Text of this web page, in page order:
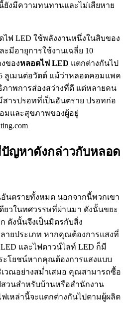
งมีความทนทานและไม่เสียหาย
ไฟ LED ใช้พลังงานหนึ่งในสิบของ
มีอายุการใช้งานเฉลี่ย 10
ของหลอดไฟ LED แตกต่างกันไป
ลูเมนต่อวัตต์ แม้ว่าหลอดคอมแพค
ภาพการส่องสว่างที่ดี แต่หลายคน
ารปรอทที่เป็นอันตราย ปรอทก่อ
มและสุขภาพของผู้อยู่
ปัญหาดังกล่าวกับหลอด
นตรายทั้งหมด นอกจากนี้พวกเขา
ดียวในทศวรรษที่ผ่านมา ดังนั้นขยะ
ดังนั้นจึงเป็นมิตรกับสิ่ง
ายประเภท หากคุณต้องการแสงที่
และไฟดาวน์ไลท์ LED ก็มี
ะโยชน์หากคุณต้องการแสงแบบ
เวณอย่างสม่ำเสมอ คุณสามารถซื้อ
วนสำหรับบ้านหรือสำนักงาน
เหล่านี้จะแตกต่างกันไปตามผู้ผลิต